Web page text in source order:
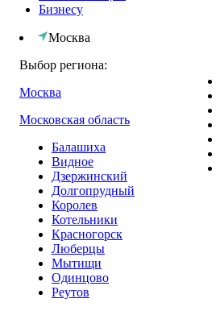
Бизнесу
Москва
Выбор региона:
Москва
Московская область
Балашиха
Видное
Дзержинский
Долгопрудный
Королев
Котельники
Красногорск
Люберцы
Мытищи
Одинцово
Реутов